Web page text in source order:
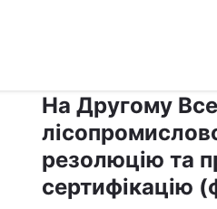
На Другому
резолюцію та
сертифікацію